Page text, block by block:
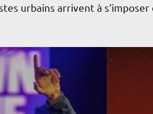
urbains arrivent à